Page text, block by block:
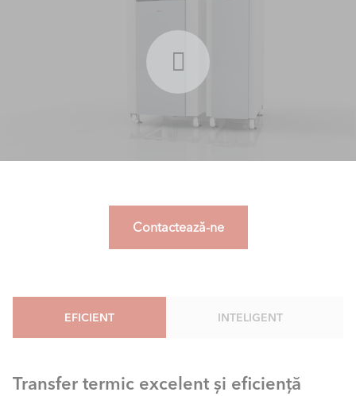
Contactează-ne
EFICIENT INTELIGENT
Transfer termic excelent și eficiență